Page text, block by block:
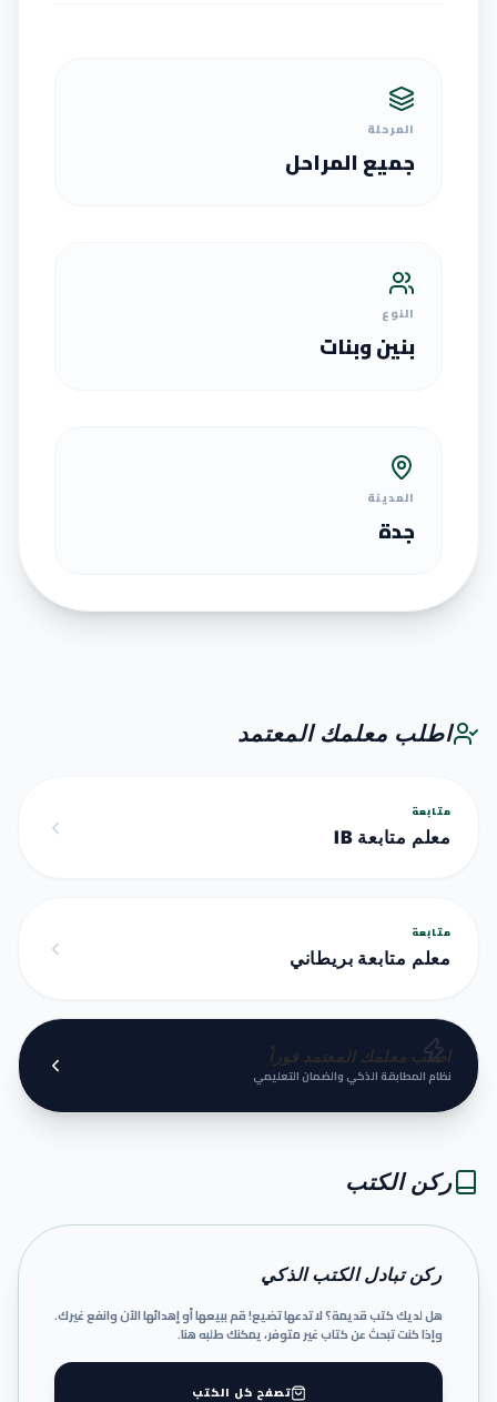
المرحلة
جميع المراحل
النوع
بنين وبنات
المدينة
جدة
اطلب معلمك المعتمد
متابعة
معلم متابعة IB
متابعة
معلم متابعة بريطاني
اطلب معلمك المعتمد فوراً
نظام المطابقة الذكي والضمان التعليمي
ركن الكتب
ركن تبادل الكتب الذكي
هل لديك كتب قديمة؟ لا تدعها تضيع! قم ببيعها أو إهدائها الآن وانفع غيرك.
وإذا كنت تبحث عن كتاب غير متوفر، يمكنك طلبه هنا.
تصفح كل الكتب